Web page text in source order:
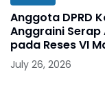
Anggota DPRD
Anggraini
pada Reses VI
Marelan
July 26, 2026